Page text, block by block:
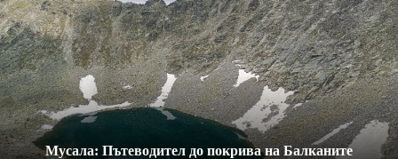
Мусала: Пътеводител до покрива на Балканите